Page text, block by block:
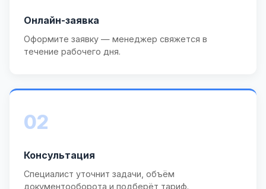
Онлайн-заявка
Оформите заявку — менеджер свяжется в
течение рабочего дня.
02
Консультация
Специалист уточнит задачи, объём
документооборота и подберёт тариф.